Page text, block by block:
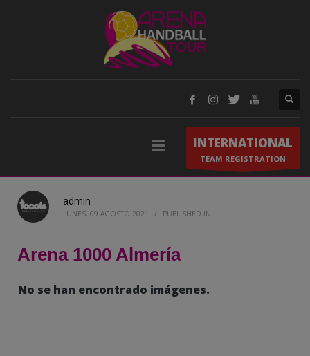
INTERNATIONAL
TEAM REGISTRATION
admin
LUNES, 09 AGOSTO 2021 / PUBLISHED IN
Arena 1000 Almería
No se han encontrado imágenes.